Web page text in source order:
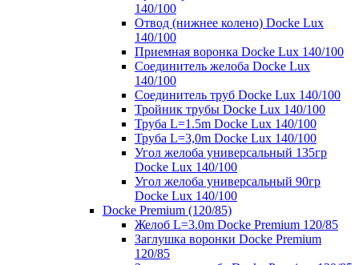
140/100
Отвод (нижнее колено) Docke Lux
140/100
Приемная воронка Docke Lux 140/100
Соединитель желоба Docke Lux
140/100
Соединитель труб Docke Lux 140/100
Тройник трубы Docke Lux 140/100
Труба L=1.5m Docke Lux 140/100
Труба L=3,0m Docke Lux 140/100
Угол желоба универсальный 135гр
Docke Lux 140/100
Угол желоба универсальный 90гр
Docke Lux 140/100
Docke Premium (120/85)
Желоб L=3.0m Docke Premium 120/85
Заглушка воронки Docke Premium
120/85